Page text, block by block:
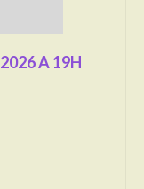
A 19H